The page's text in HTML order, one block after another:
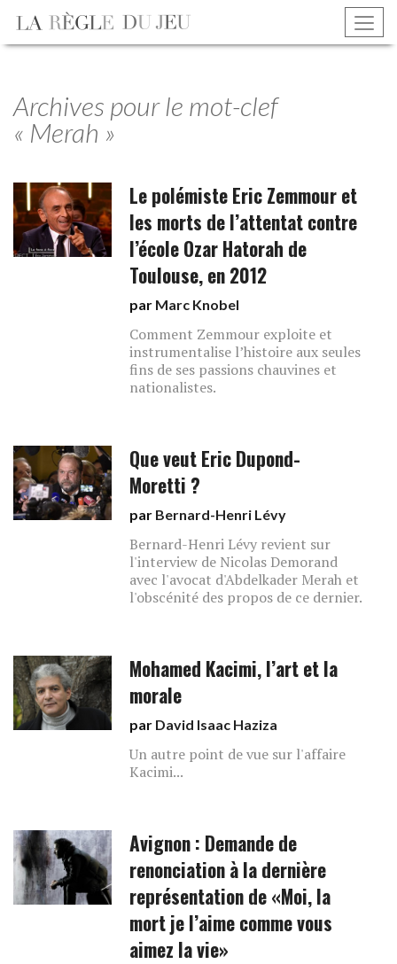
Archives pour le mot-clef
« Merah »
Le polémiste Eric Zemmour et
les morts de l’attentat contre
l’école Ozar Hatorah de
Toulouse, en 2012
par Marc Knobel
Comment Zemmour exploite et
instrumentalise l’histoire aux seules
fins de ses passions chauvines et
nationalistes.
Que veut Eric Dupond-
Moretti ?
par Bernard-Henri Lévy
Bernard-Henri Lévy revient sur
l'interview de Nicolas Demorand
avec l'avocat d'Abdelkader Merah et
l'obscénité des propos de ce dernier.
Mohamed Kacimi, l’art et la
morale
par David Isaac Haziza
Un autre point de vue sur l'affaire
Kacimi...
Avignon : Demande de
renonciation à la dernière
représentation de «Moi, la
mort je l’aime comme vous
aimez la vie»